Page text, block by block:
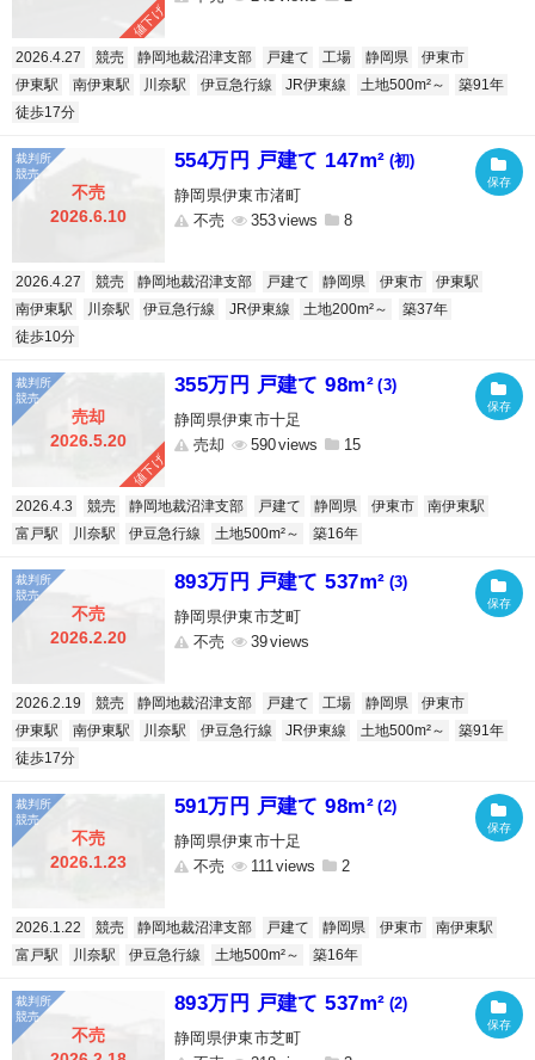
値下げ
2026.4.27 競売 静岡地裁沼津支部 戸建て 工場 静岡県
伊東市
伊東駅
南伊東駅 川奈駅 伊豆急行線 JR伊東線 土地500m²～
築91年
徒歩17分
不売
2026.6.10
554万円 戸建て 147m² (初)
静岡県伊東市渚町
不売
353 8
2026.4.27 競売 静岡地裁沼津支部 戸建て 静岡県 伊東市
伊東駅
南伊東駅
川奈駅 伊豆急行線 JR伊東線 土地200m²～
築37年
徒歩10分
売却
2026.5.20
値下げ
355万円 戸建て 98m² (3)
静岡県伊東市十足
売却
590 15
2026.4.3 競売 静岡地裁沼津支部 戸建て 静岡県 伊東市
南伊東駅
富戸駅
川奈駅 伊豆急行線 土地500m²～ 築16年
不売
2026.2.20
893万円 戸建て 537m² (3)
静岡県伊東市芝町
不売
39
2026.2.19 競売 静岡地裁沼津支部 戸建て 工場 静岡県
伊東市
伊東駅
南伊東駅 川奈駅 伊豆急行線 JR伊東線 土地500m²～
築91年
徒歩17分
不売
2026.1.23
591万円 戸建て 98m² (2)
静岡県伊東市十足
不売
111 2
2026.1.22 競売 静岡地裁沼津支部 戸建て 静岡県 伊東市
南伊東駅
富戸駅
川奈駅 伊豆急行線 土地500m²～ 築16年
不売
893万円 戸建て 537m² (2)
静岡県伊東市芝町